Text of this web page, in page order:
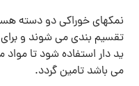
نمکهای خوراکی دو دسته
تقسیم بندی می شوند و
ید دار استفاده شود تا مواد
می باشد تامین گردد.